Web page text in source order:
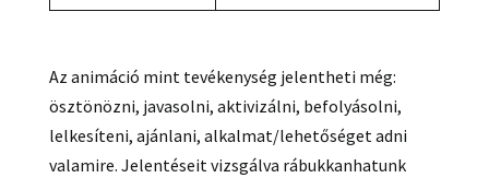
Az animáció mint tevékenység jelentheti még:
ösztönözni, javasolni, aktivizálni, befolyásolni,
lelkesíteni, ajánlani, alkalmat/lehetőséget adni
valamire. Jelentéseit vizsgálva rábukkanhatunk